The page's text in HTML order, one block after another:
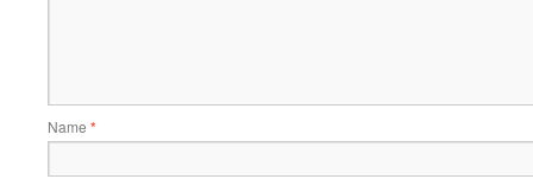
Name *